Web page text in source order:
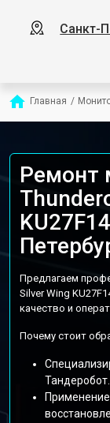
Санкт-
Главная /
Ремонт
Предлагаем
Silver Wing
качество и
Почему стоит
Тандеробот.